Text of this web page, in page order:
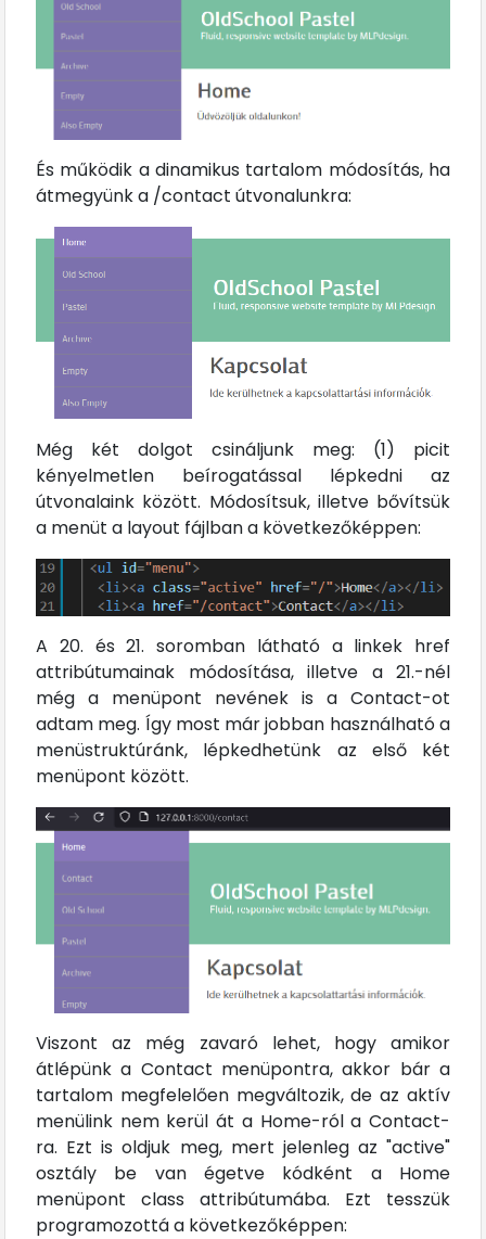
És működik a dinamikus tartalom módosítás, ha
átmegyünk a /contact útvonalunkra:
Még két dolgot csináljunk meg: (1) picit
kényelmetlen beírogatással lépkedni az
útvonalaink között. Módosítsuk, illetve bővítsük
a menüt a layout fájlban a következőképpen:
A 20. és 21. soromban látható a linkek href
attribútumainak módosítása, illetve a 21.-nél
még a menüpont nevének is a Contact-ot
adtam meg. Így most már jobban használható a
menüstruktúránk, lépkedhetünk az első két
menüpont között.
Viszont az még zavaró lehet, hogy amikor
átlépünk a Contact menüpontra, akkor bár a
tartalom megfelelően megváltozik, de az aktív
menülink nem kerül át a Home-ról a Contact-
ra. Ezt is oldjuk meg, mert jelenleg az "active"
osztály be van égetve kódként a Home
menüpont class attribútumába. Ezt tesszük
programozottá a következőképpen: